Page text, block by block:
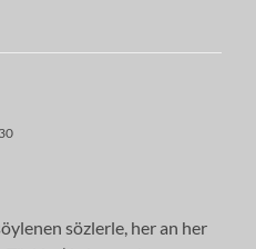
sözlerle, her an her